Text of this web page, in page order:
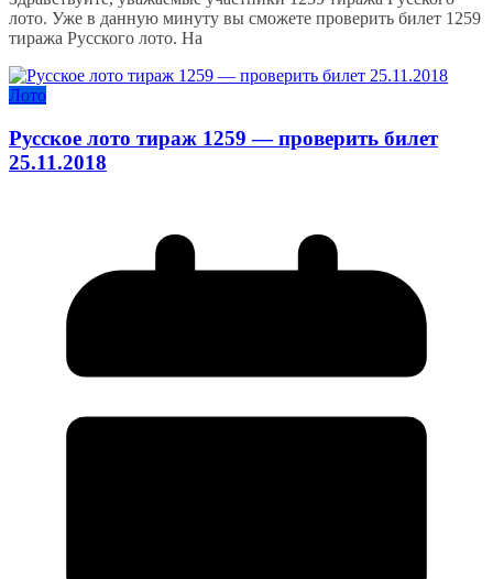
лото. Уже в данную минуту вы сможете проверить билет 1259
тиража Русского лото. На
Лото
Русское лото тираж 1259 — проверить билет
25.11.2018